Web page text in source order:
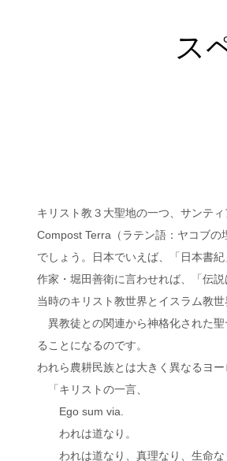
ス
キリスト教３大聖地の一つ、サンテ
Compost Terra（ラテン語：ヤコブ
でしょう。日本でいえば、「日本書
作家・堀田善衛に言わせれば、「伝
当時のキリスト教世界とイスラム教
異教徒との関連から神格化された
ることになるのです。
われら農耕民族とは大きく異なるヨ
「キリストの一言、
Ego sum via.
われは道なり。
われは道なり、真理なり、生命な